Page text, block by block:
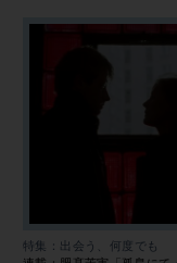
特集：出会う、何度でも